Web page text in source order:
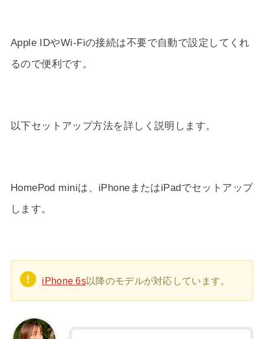
Apple IDやWi-Fiの接続は不要で自動で設定してくれ
るので便利です。
以下セットアップ方法を詳しく説明します。
HomePod miniは、iPhoneまたはiPadでセットアップ
します。
iPhone 6s以降のモデルが対応しています。